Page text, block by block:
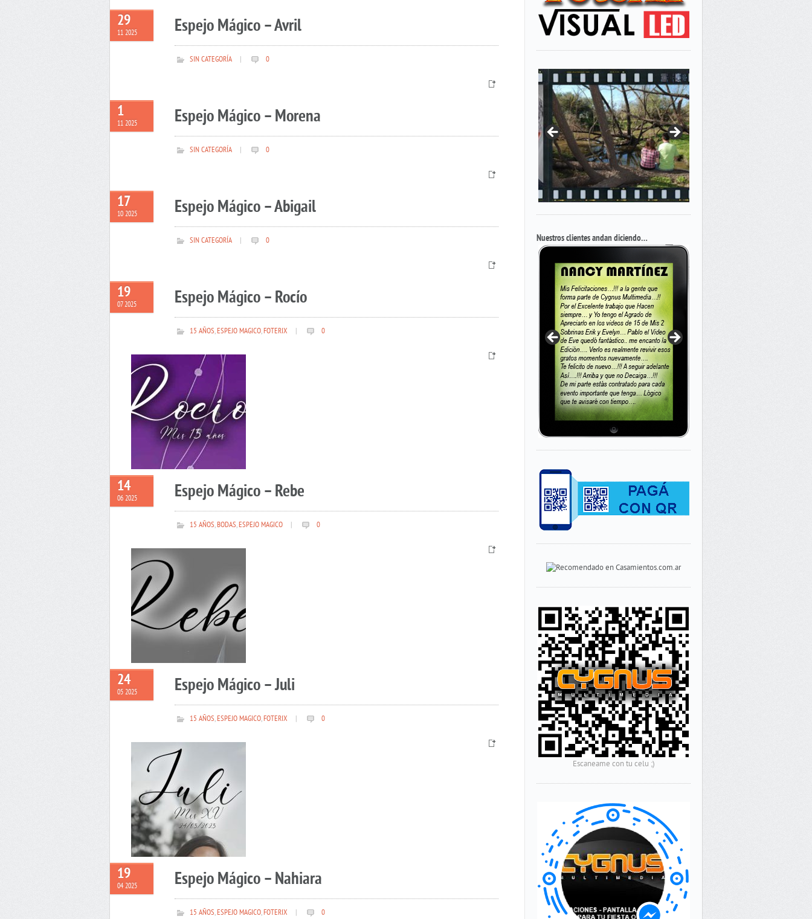
29
11 2025 Espejo Mágico – Avril
SIN CATEGORÍA 0
1
11 2025 Espejo Mágico – Morena
SIN CATEGORÍA 0
17
10 2025 Espejo Mágico – Abigail
SIN CATEGORÍA 0
19
07 2025 Espejo Mágico – Rocío
15 AÑOS,ESPEJO MAGICO,FOTERIX 0
14
06 2025 Espejo Mágico – Rebe
15 AÑOS,BODAS,ESPEJO MAGICO 0
24
05 2025 Espejo Mágico – Juli
15 AÑOS,ESPEJO MAGICO,FOTERIX 0
19
04 2025 Espejo Mágico – Nahiara
15 AÑOS,ESPEJO MAGICO,FOTERIX 0
Nuestros clientes andan diciendo…
Escaneame con tu celu ;)